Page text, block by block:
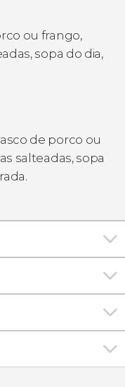
ou frango,
sopa do dia,
de porco ou
salteadas, sopa